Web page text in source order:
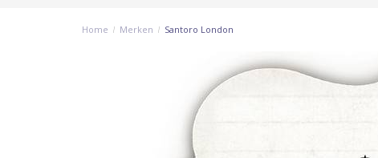
Home / Merken / Santoro London